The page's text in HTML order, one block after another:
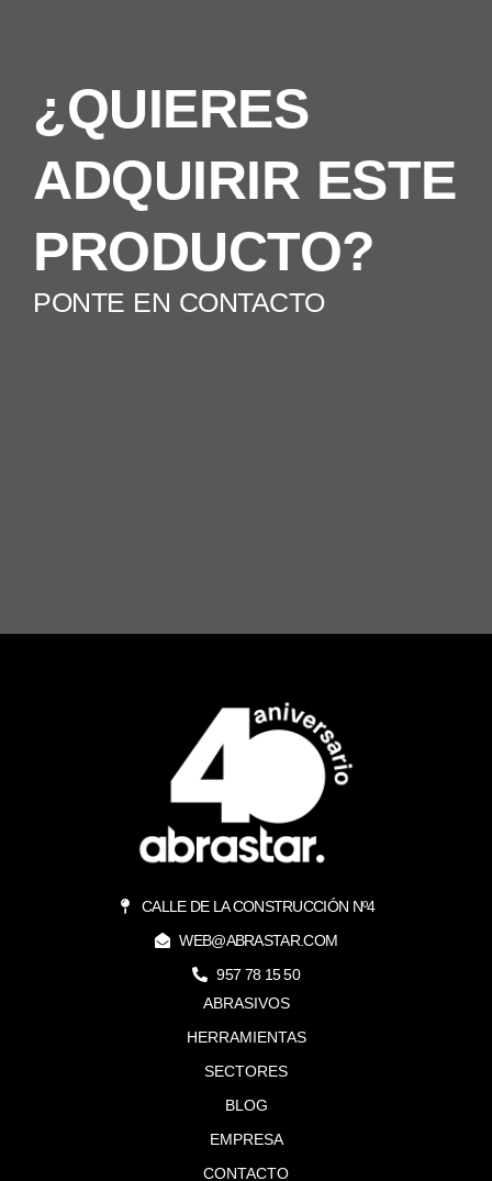
¿QUIERES
ADQUIRIR ESTE
PRODUCTO?
PONTE EN CONTACTO
ABRASIVOS
HERRAMIENTAS
SECTORES
BLOG
EMPRESA
CONTACTO
CALLE DE LA CONSTRUCCIÓN Nº4
WEB@ABRASTAR.COM
957 78 15 50